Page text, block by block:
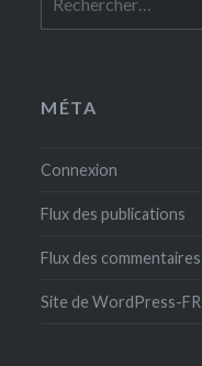
MÉTA
Connexion
Flux des publications
Flux des commentaires
Site de WordPress-FR